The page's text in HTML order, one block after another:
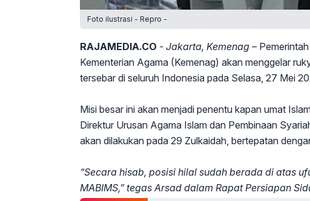
Foto ilustrasi - Repro -
RAJAMEDIA.CO - Jakarta, Kemenag –
Kementerian Agama (Kemenag) akan menggelar
tersebar di seluruh Indonesia pada Selasa, 27 Mei
Misi besar ini akan menjadi penentu kapan umat
Direktur Urusan Agama Islam dan Pembinaan
akan dilakukan pada 29 Zulkaidah, bertepatan
“Secara hisab, posisi hilal sudah berada di atas
MABIMS,” tegas Arsad dalam Rapat Persiapan